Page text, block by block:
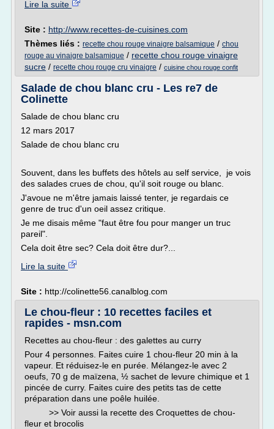
Lire la suite
Site : http://www.recettes-de-cuisines.com
Thèmes liés : recette chou rouge vinaigre balsamique / chou
rouge au vinaigre balsamique / recette chou rouge vinaigre
sucre / recette chou rouge cru vinaigre / cuisine chou rouge confit
Salade de chou blanc cru - Les re7 de
Colinette
Salade de chou blanc cru
12 mars 2017
Salade de chou blanc cru
Souvent, dans les buffets des hôtels au self service, je vois
des salades crues de chou, qu'il soit rouge ou blanc.
J'avoue ne m'être jamais laissé tenter, je regardais ce
genre de truc d'un oeil assez critique.
Je me disais même "faut être fou pour manger un truc
pareil".
Cela doit être sec? Cela doit être dur?...
Lire la suite
Site : http://colinette56.canalblog.com
Le chou-fleur : 10 recettes faciles et
rapides - msn.com
Recettes au chou-fleur : des galettes au curry
Pour 4 personnes. Faites cuire 1 chou-fleur 20 min à la
vapeur. Et réduisez-le en purée. Mélangez-le avec 2
oeufs, 70 g de maïzena, ½ sachet de levure chimique et 1
pincée de curry. Faites cuire des petits tas de cette
préparation dans une poêle huilée.
>> Voir aussi la recette des Croquettes de chou-
fleur et brocolis